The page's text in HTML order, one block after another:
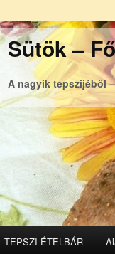
Sütök –
A nagyik tepszijéből
Tovább
Tovább
TEPSZI ÉTELBÁR